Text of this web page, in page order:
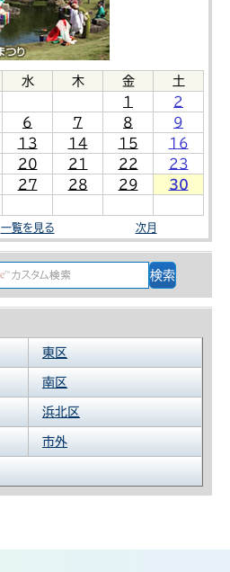
水 木 金
土
1
2
6 7 8
9
13 14 15
16
20 21 22
23
27 28 29
30
一覧を見る 次月
東区
南区
浜北区
市外